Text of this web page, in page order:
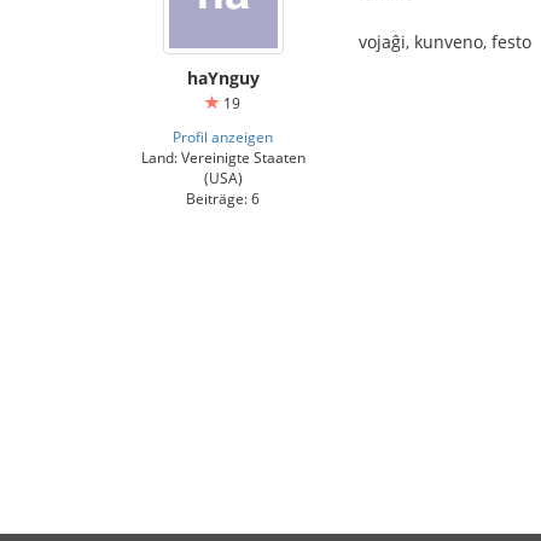
haYnguy
19
Profil anzeigen
Land: Vereinigte Staaten
(USA)
Beiträge: 6
vojaĝi, kunveno, festo